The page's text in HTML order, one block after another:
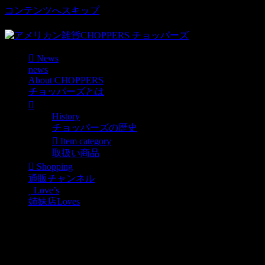
コンテンツへスキップ
News
news
About CHOPPERS
チョッパーズとは
History
チョッパーズの歴史
Item category
取扱い商品
Shopping
通販チャンネル
Love’s
姉妹店Loves